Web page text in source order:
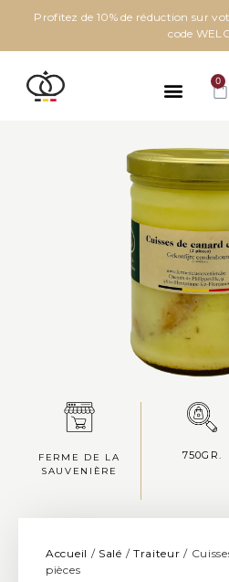
Profitez de 10% de réduction sur
code
0
FERME DE LA
SAUVENIÈRE
750GR.
Accueil / Salé / Traiteur /
pièces